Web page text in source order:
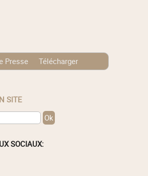
Presse
Télécharger
SITE
SOCIAUX: